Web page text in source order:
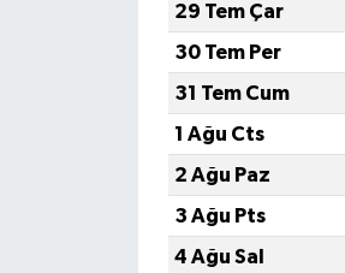
29 Tem Çar
30 Tem Per
31 Tem Cum
1 Ağu Cts
2 Ağu Paz
3 Ağu Pts
4 Ağu Sal